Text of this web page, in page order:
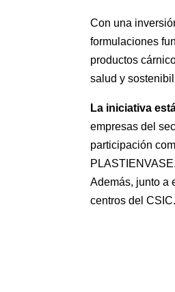
Con una
formulaciones
productos
salud y
La iniciativa
empresas del
participación
PLASTIENVASE.
Además, junto a
centros del CSIC.